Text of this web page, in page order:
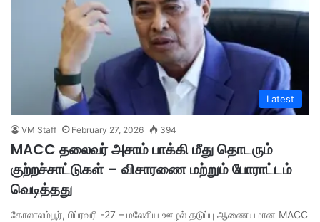
Latest
VM Staff February 27, 2026 394
MACC தலைவர் அசாம் பாக்கி மீது தொடரும்
குற்றச்சாட்டுகள் – விசாரணை மற்றும் போராட்டம்
வெடித்தது
கோலாலம்பூர், பிப்ரவரி -27 – மலேசிய ஊழல் தடுப்பு ஆணையமான MACC